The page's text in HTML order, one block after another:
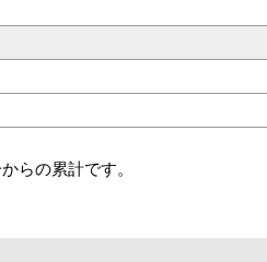
らの累計です。